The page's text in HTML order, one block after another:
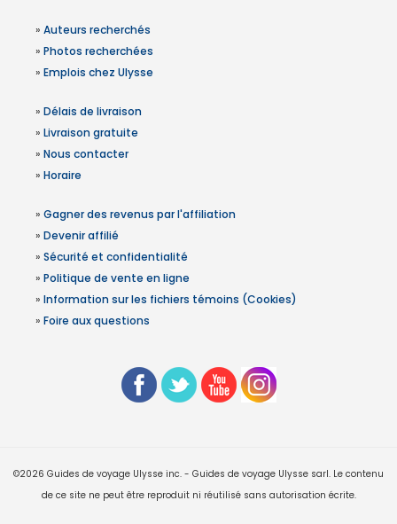
» Auteurs recherchés
» Photos recherchées
» Emplois chez Ulysse
» Délais de livraison
» Livraison gratuite
» Nous contacter
» Horaire
» Gagner des revenus par l'affiliation
» Devenir affilié
» Sécurité et confidentialité
» Politique de vente en ligne
» Information sur les fichiers témoins (Cookies)
» Foire aux questions
©2026 Guides de voyage Ulysse inc. - Guides de voyage Ulysse sarl. Le contenu
de ce site ne peut être reproduit ni réutilisé sans autorisation écrite.